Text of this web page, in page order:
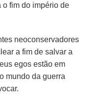
o fim do império de
neoconservadores
a fim de salvar a
egos estão em
mundo da guerra